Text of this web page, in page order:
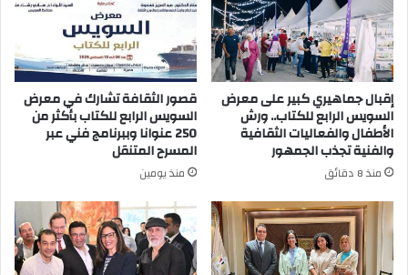
إقبال جماهيري كبير على معرض
السويس الرابع للكتاب.. ورش
الأطفال والفعاليات الثقافية
والفنية تجذب الجمهور
منذ 8 دقائق
قصور الثقافة تشارك في معرض
السويس الرابع للكتاب بأكثر من
250 عنوانا وببرنامج فني عبر
المسرح المتنقل
منذ يومين